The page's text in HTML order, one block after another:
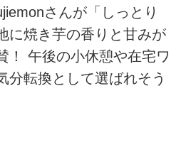
さんが「しっとり
に焼き芋の香りと甘みが
！ 午後の小休憩や在宅ワ
分転換として選ばれそう